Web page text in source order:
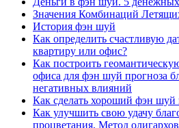
Значения Комбинаций
История фэн шуй
Как определить счастливую
квартиру или офис?
Как построить
офиса для фэн шуй прогноза
негативных влияний
Как сделать хороший фэн шуй
Как улучшить свою удачу
процветания. Метод